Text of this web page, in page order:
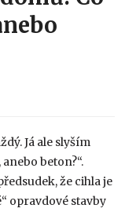
Já ale slyším
beton?“.
že cihla je
opravdové stavby